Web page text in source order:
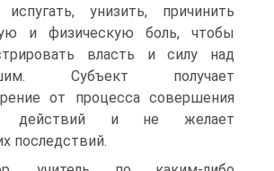
унизить, причинить
и физическую боль, чтобы
власть и силу над
Субъект получает
от процесса совершения
действий и не желает
последствий.